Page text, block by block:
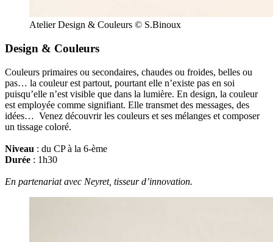
Atelier Design & Couleurs © S.Binoux
Design & Couleurs
Couleurs primaires ou secondaires, chaudes ou froides, belles ou
pas… la couleur est partout, pourtant elle n’existe pas en soi
puisqu’elle n’est visible que dans la lumière. En design, la couleur
est employée comme signifiant. Elle transmet des messages, des
idées… Venez découvrir les couleurs et ses mélanges et composer
un tissage coloré.
Niveau : du CP à la 6-ème
Durée : 1h30
En partenariat avec Neyret, tisseur d’innovation.